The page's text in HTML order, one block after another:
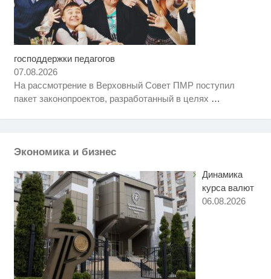
господдержки педагогов
07.08.2026
На рассмотрение в Верховный Совет ПМР поступил
пакет законопроектов, разработанный в целях …
Экономика и бизнес
Динамика
курса валют
06.08.2026
Ролик длится несколько секунд,
Скрытая камера на пляже
Крыма: Что люди вытворяют,